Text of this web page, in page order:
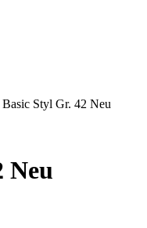
Styl Gr. 42 Neu
Neu